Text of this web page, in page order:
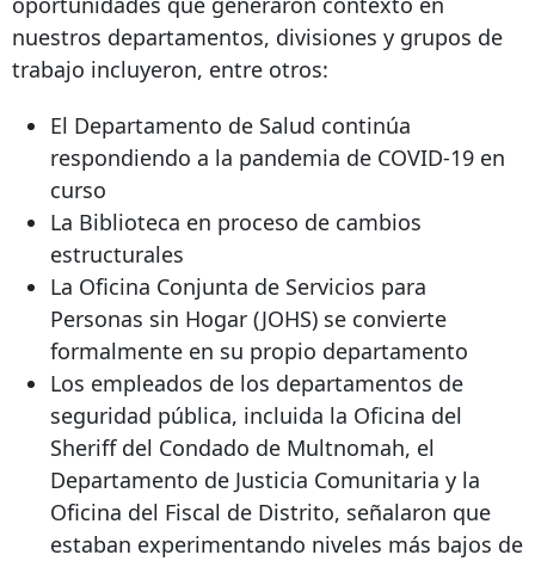
nuestros departamentos, divisiones y grupos de
trabajo incluyeron, entre otros:
El Departamento de Salud continúa
respondiendo a la pandemia de COVID-19 en
curso
La Biblioteca en proceso de cambios
estructurales
La Oficina Conjunta de Servicios para
Personas sin Hogar (JOHS) se convierte
formalmente en su propio departamento
Los empleados de los departamentos de
seguridad pública, incluida la Oficina del
Sheriff del Condado de Multnomah, el
Departamento de Justicia Comunitaria y la
Oficina del Fiscal de Distrito, señalaron que
estaban experimentando niveles más bajos de